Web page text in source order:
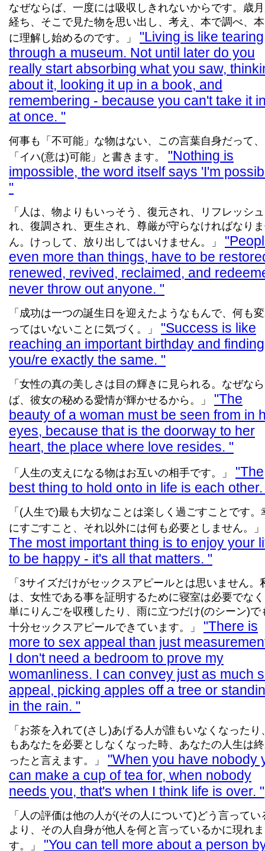
なぜならば、一度には吸収しきれないからです。歳
経ち、そこで見た物を思い出し、考え、本で調べ、
に理解し始めるのです。」
Living is like tearing
through a museum. Not until later do you
really start absorbing what you saw,
about it, looking it up in a book, and
remembering - because you can't take it
at once.
何事も「不可能」な物はない、この言葉自身だって、
「イハ(意は)可能」と書きます。
Nothing is
impossible, the word itself says 'I'm
「人は、物よりもいっそう、復元され、リフレッシ
れ、復調され、更生され、尊厳が守らなければなり
ん。けっして、放り出してはいけません。」
even more than things, have to be
renewed, revived, reclaimed, and
never throw out anyone.
「成功は一つの誕生日を迎えたようなもんで、何も
ってはいないことに気づく。」
Success is like
reaching an important birthday and finding
you/re exactly the same.
「女性の真の美しさは目の輝きに見られる。なぜなら
ば、彼女の秘める愛情が輝かせるから。」
The
beauty of a woman must be seen from in
eyes, because that is the doorway to her
heart, the place where love resides.
「人生の支えになる物はお互いの相手です。」
The
best thing to hold onto in life is each
「(人生で)最も大切なことは楽しく過ごすことです。
にすごすこと、それ以外には何も必要としません。
The most important thing is to enjoy your
to be happy - it's all that matters.
「3サイズだけがセックスアピールとは思いません。
は、女性である事を証明するために寝室は必要でな
単にりんごを収穫したり、雨に立つだけ(のシーン)で
十分セックスアピールできています。」
There is
more to sex appeal than just
I don't need a bedroom to prove my
womanliness. I can convey just as much
appeal, picking apples off a tree or
in the rain.
「お茶を入れて(さし)あげる人が誰もいなくなったり
もあなたを必要としなくなった時、あなたの人生は
ったと言えます。」
When you have nobody
can make a cup of tea for, when nobody
needs you, that's when I think life is over.
「人の評価は他の人が(その人について)どう言ってい
より、その人自身が他人を何と言っているかに現れま
す。」
You can tell more about a person